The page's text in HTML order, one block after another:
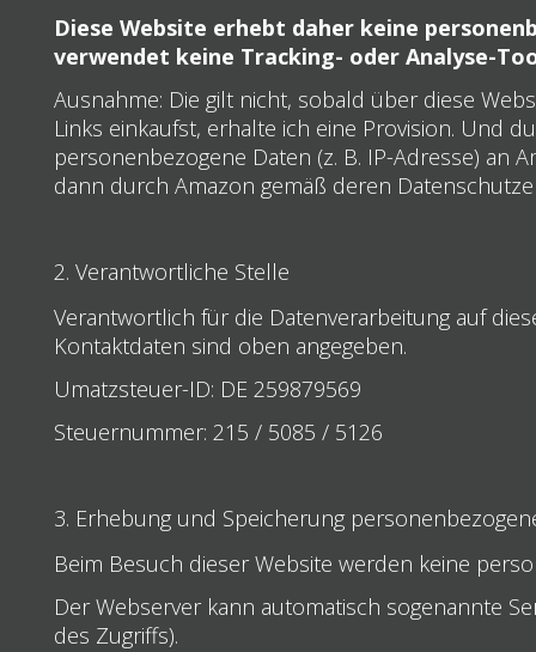
Diese Website erhebt daher keine
verwendet keine Tracking- oder Analyse-
Ausnahme: Die gilt nicht, sobald über diese
Links einkaufst, erhalte ich eine Provision. Und
personenbezogene Daten (z. B. IP-Adresse) an
dann durch Amazon gemäß deren
2. Verantwortliche Stelle
Verantwortlich für die Datenverarbeitung auf
Kontaktdaten sind oben angegeben.
Umatzsteuer-ID: DE 259879569
Steuernummer: 215 / 5085 / 5126
3. Erhebung und Speicherung
Beim Besuch dieser Website werden keine
Der Webserver kann automatisch sogenannte
des Zugriffs).